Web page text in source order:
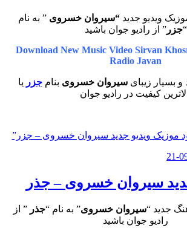
ویدیو جدید “سیروان خسروی ” به نام
“جزر” از رادیو جوان باشید
Download New Music Video Sirvan
Radio Javan
و بسیار زیبای سیروان خسروی بنامجزر با
کیفیت در رادیو جوان
موزیک ویدیو جدید سیروان خسروی – جزر”
سیروان خسروی – جذر
جدید “سیروان خسروی” به نام “جذر ” از
رادیو جوان باشید